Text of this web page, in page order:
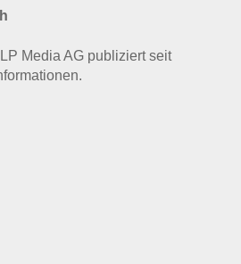
Media AG publiziert seit